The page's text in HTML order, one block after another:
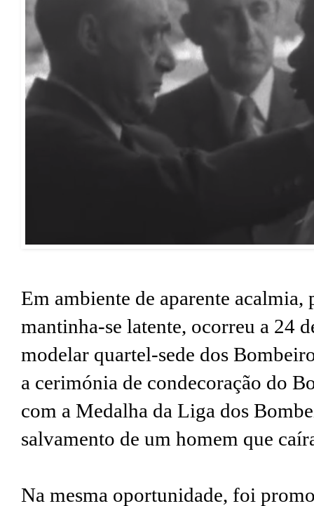
Em ambiente de aparente
mantinha-se latente, ocorreu a 24
modelar quartel-sede dos
a cerimónia de condecoração do
com a Medalha da Liga dos
salvamento de um homem que
Na mesma oportunidade, foi